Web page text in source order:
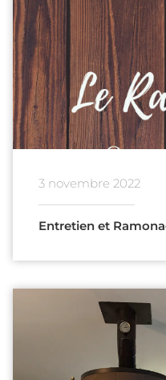
3 novembre 2022
Entretien et